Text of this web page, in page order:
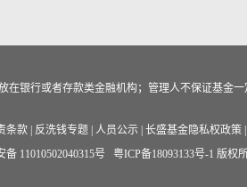
在银行或者存款类金融机构；管理人不保证基金
条款 反洗钱专题 人员公示 长盛基金隐私权政策
备 11010502040315号
粤ICP备18093133号-1 版权